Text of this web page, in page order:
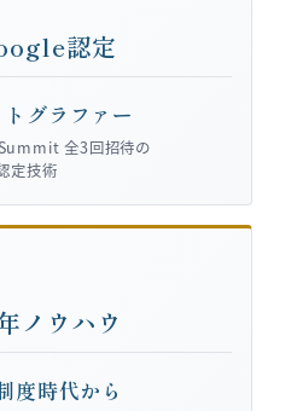
認定
グラファー
全3回招待の
定技術
ノウハウ
度時代から